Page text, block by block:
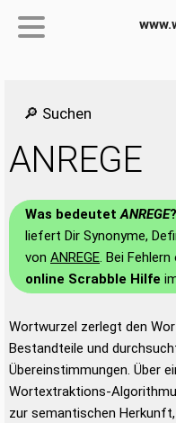
🔎 Suchen
ANREGE
Was bedeutetANREGE?
liefert Dir Synonyme,
von ANREGE. Bei
online Scrabble Hilfe
Wortwurzel zerlegt den
Bestandteile und
Übereinstimmungen. Über
Wortextraktions-
zur semantischen